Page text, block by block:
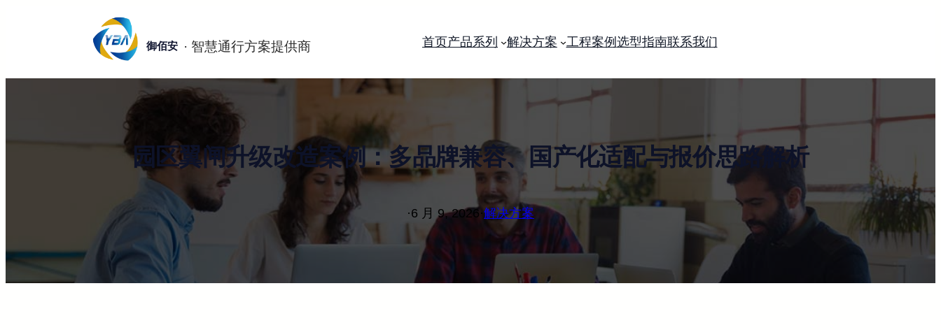
御佰安 首页产品系列 解决方案 工程案例 选型指南联系我们
园区翼闸升级改造案例：多品牌兼容、国产化适配与报价思路解析
·6 月 9, 2026·解决方案